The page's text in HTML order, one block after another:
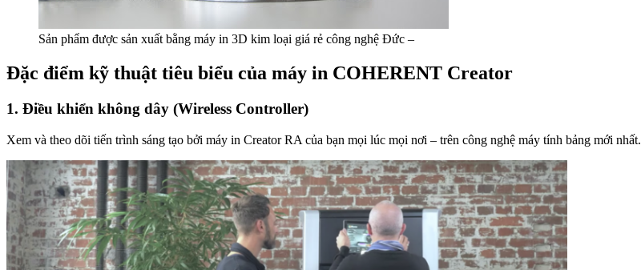
Sản phẩm được sản xuất bằng máy in 3D kim loại giá rẻ công nghệ Đức –
Đặc điểm kỹ thuật tiêu biểu của máy in COHERENT Creator
1. Điều khiển không dây (Wireless Controller)
Xem và theo dõi tiến trình sáng tạo bởi máy in Creator RA của bạn mọi lúc mọi nơi – trên công nghệ máy tính bảng mới nhất.